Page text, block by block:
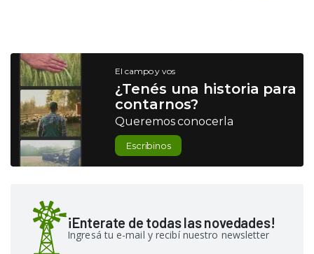
El campo y vos
¿Tenés una historia para
contarnos?
Queremos conocerla
Escribinos
¡Enterate de todas las novedades!
Ingresá tu e-mail y recibí nuestro newsletter